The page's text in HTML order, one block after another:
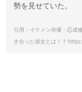
勢を見せていた。
引用：イケメン俳優・忍成
き合った彼女とは！？